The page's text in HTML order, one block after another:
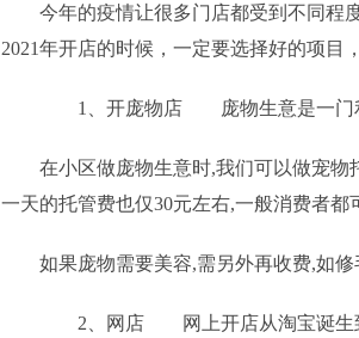
今年的疫情让很多门店都受到不同程
2021年开店的时候，一定要选择好的项目
1、开庞物店 庞物生意是一门利
在小区做庞物生意时,我们可以做宠
一天的托管费也仅30元左右,一般消费者都
如果庞物需要美容,需另外再收费,如
2、网店 网上开店从淘宝诞生到